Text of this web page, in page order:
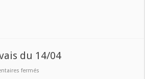
du 14/04
fermés